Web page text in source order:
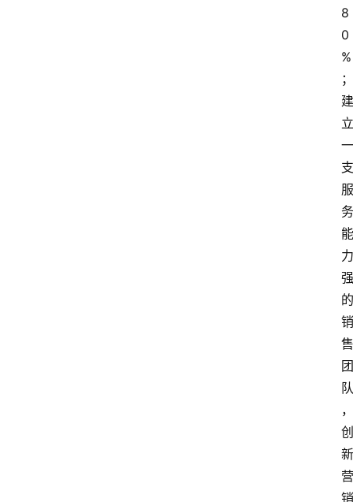
8
0
%
；
建
立
一
支
服
务
能
力
强
的
销
售
团
队
，
创
新
营
销